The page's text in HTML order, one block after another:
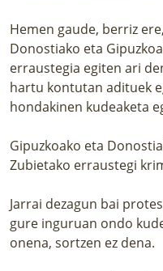
Hemen gaude, berriz
Donostiako eta
erraustegia egiten ari
hartu kontutan adituek
hondakinen kudeaketa
Gipuzkoako eta
Zubietako erraustegi
Jarrai dezagun bai
gure inguruan ondo
onena, sortzen ez dena.